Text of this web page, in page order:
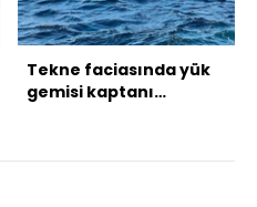
Tekne faciasında yük
gemisi kaptanı